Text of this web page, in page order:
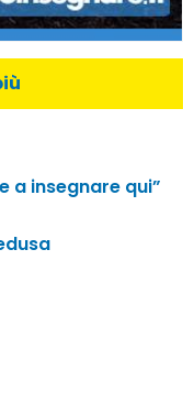
a insegnare qui”